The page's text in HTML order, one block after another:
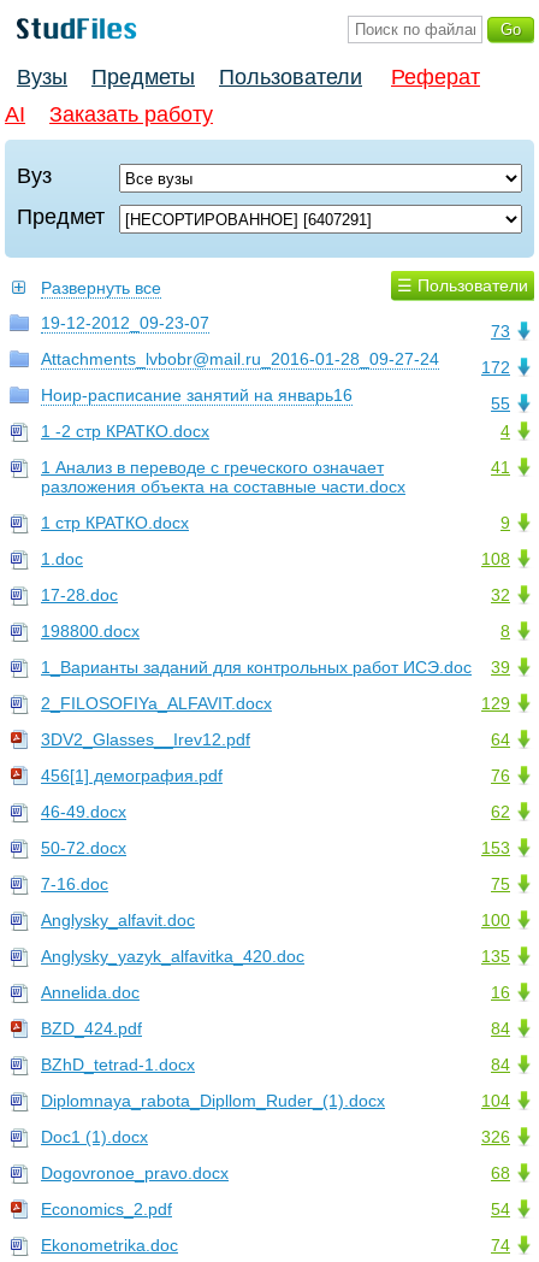
Вузы Предметы Пользователи
Реферат
AI
Заказать работу
Вуз
Предмет
☰ Пользователи
Развернуть все
73
19-12-2012_09-23-07
172
Attachments_lvbobr@mail.ru_2016-01-28_09-27-24
55
Ноир-расписание занятий на январь16
4
1 -2 стр КРАТКО.docx
41
1 Анализ в переводе с греческого означает
разложения объекта на составные части.docx
9
1 стр КРАТКО.docx
108
1.doc
32
17-28.doc
8
198800.docx
39
1_Варианты заданий для контрольных работ ИСЭ.doc
129
2_FILOSOFIYa_ALFAVIT.docx
64
3DV2_Glasses__Irev12.pdf
76
456[1] демография.pdf
62
46-49.docx
153
50-72.docx
75
7-16.doc
100
Anglysky_alfavit.doc
135
Anglysky_yazyk_alfavitka_420.doc
16
Annelida.doc
84
BZD_424.pdf
84
BZhD_tetrad-1.docx
104
Diplomnaya_rabota_Dipllom_Ruder_(1).docx
326
Doc1 (1).docx
68
Dogovronoe_pravo.docx
54
Economics_2.pdf
74
Ekonometrika.doc